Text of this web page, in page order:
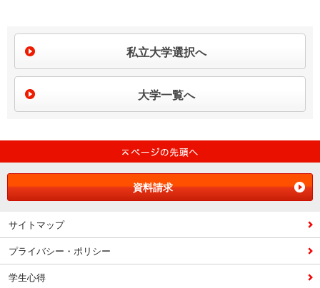
私立大学選択へ
大学一覧へ
資料請求
サイトマップ
プライバシー・ポリシー
学生心得